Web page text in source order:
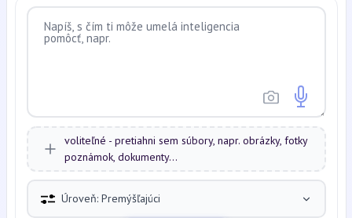
voliteľné - pretiahni sem súbory, napr. obrázky, fotky
poznámok, dokumenty...
Úroveň: Premýšľajúci